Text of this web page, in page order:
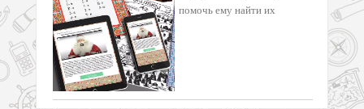
помочь ему найти их